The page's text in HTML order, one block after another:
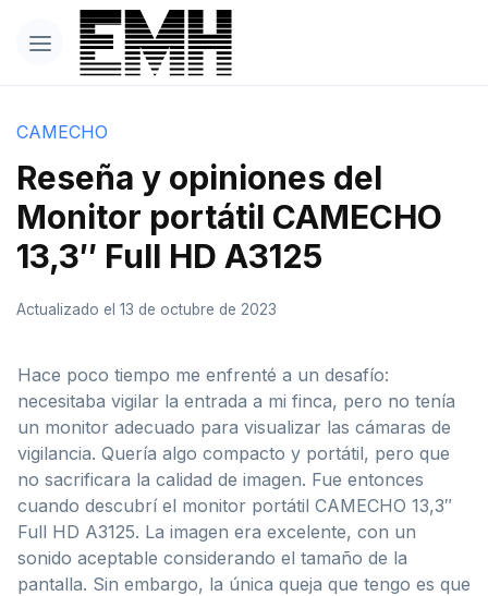
CAMECHO
Reseña y opiniones del
Monitor portátil CAMECHO
13,3″ Full HD A3125
Actualizado el 13 de octubre de 2023
Hace poco tiempo me enfrenté a un desafío:
necesitaba vigilar la entrada a mi finca, pero no tenía
un monitor adecuado para visualizar las cámaras de
vigilancia. Quería algo compacto y portátil, pero que
no sacrificara la calidad de imagen. Fue entonces
cuando descubrí el monitor portátil CAMECHO 13,3″
Full HD A3125. La imagen era excelente, con un
sonido aceptable considerando el tamaño de la
pantalla. Sin embargo, la única queja que tengo es que